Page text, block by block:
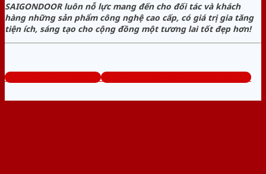
SAIGONDOOR luôn nỗ lực mang đến cho đối tác và khách
hàng những sản phẩm công nghệ cao cấp, có giá trị gia tăng
tiện ích, sáng tạo cho cộng đồng một tương lai tốt đẹp hơn!
www.cuanhuagiago.com Tổng đài tư vấn miễn phí: 0824.400.400